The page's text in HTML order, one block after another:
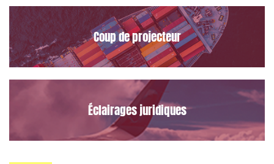
Coup de projecteur
Éclairages juridiques
J'ai lu et j'accepte lapolitique de confidentialité